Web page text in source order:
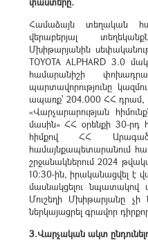
Համաձայն տեղական
վերաբերյալ
Մխիթարյանին
TOYOTA ALPHARD 3.0
համարանիշի
պարտավորությունը
ապառք՝ 204.000 ՀՀ դրամ,
«Վարչարարության
մասին» ՀՀ օրենքի 30-րդ
հիմքով ՀՀ
համայնքապետարանում
շրջանակներում 2024
10։30-ին, իրականացվել է
մասնակցելու նպատակով
Մուշեղի Մխիթարյանը չի
ներկայացրել գրավոր
3.Վարչական ակտ